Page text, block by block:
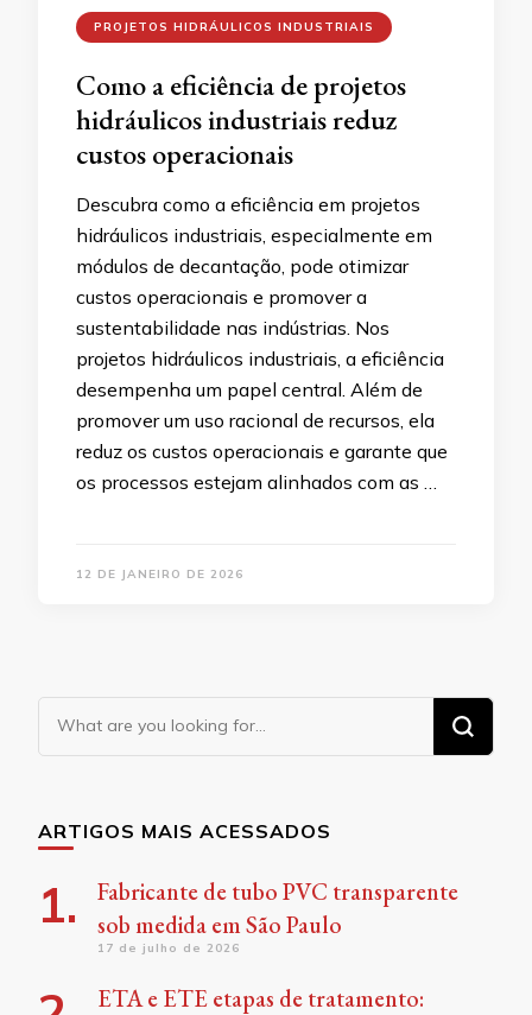
PROJETOS HIDRÁULICOS INDUSTRIAIS
Como a eficiência de projetos
hidráulicos industriais reduz
custos operacionais
Descubra como a eficiência em projetos
hidráulicos industriais, especialmente em
módulos de decantação, pode otimizar
custos operacionais e promover a
sustentabilidade nas indústrias. Nos
projetos hidráulicos industriais, a eficiência
desempenha um papel central. Além de
promover um uso racional de recursos, ela
reduz os custos operacionais e garante que
os processos estejam alinhados com as …
12 DE JANEIRO DE 2026
Looking
for
ARTIGOS MAIS ACESSADOS
Fabricante de tubo PVC transparente
sob medida em São Paulo
17 de julho de 2026
ETA e ETE etapas de tratamento: